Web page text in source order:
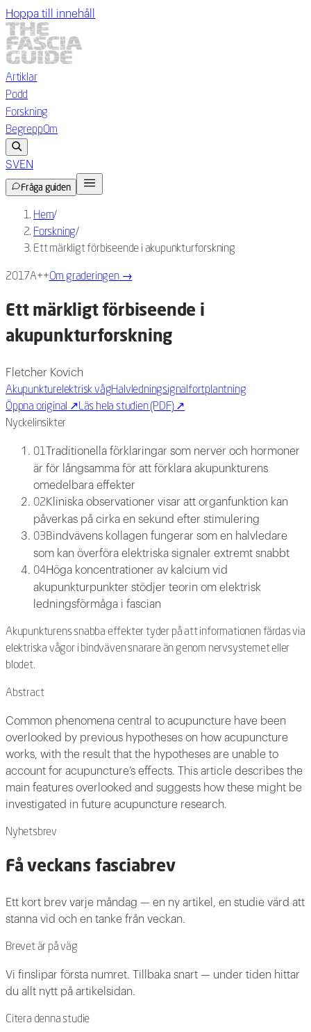
Hoppa till innehåll
Artiklar
Podd
Forskning
BegreppOm
SVEN
Fråga guiden
Hem/
Forskning/
Ett märkligt förbiseende i akupunkturforskning
2017A++Om graderingen→
Ett märkligt förbiseende i
akupunkturforskning
Fletcher Kovich
Akupunkturelektrisk vågHalvledningsignalfortplantning
Öppna original ↗Läs hela studien (PDF)↗
Nyckelinsikter
01 Traditionella förklaringar som nerver och hormoner
är för långsamma för att förklara akupunkturens
omedelbara effekter
02Kliniska observationer visar att organfunktion kan
påverkas på cirka en sekund efter stimulering
03Bindvävens kollagen fungerar som en halvledare
som kan överföra elektriska signaler extremt snabbt
04Höga koncentrationer av kalcium vid
akupunkturpunkter stödjer teorin om elektrisk
ledningsförmåga i fascian
Akupunkturens snabba effekter tyder på att informationen färdas via
elektriska vågor i bindväven snarare än genom nervsystemet eller
blodet.
Abstract
Common phenomena central to acupuncture have been
overlooked by previous hypotheses on how acupuncture
works, with the result that the hypotheses are unable to
account for acupuncture’s effects. This article describes the
main features overlooked and suggests how these might be
investigated in future acupuncture research.
Nyhetsbrev
Få veckans fasciabrev
Ett kort brev varje måndag — en ny artikel, en studie värd att
stanna vid och en tanke från veckan.
Brevet är på väg
Vi finslipar första numret. Tillbaka snart — under tiden hittar
du allt nytt på artikelsidan.
Citera denna studie